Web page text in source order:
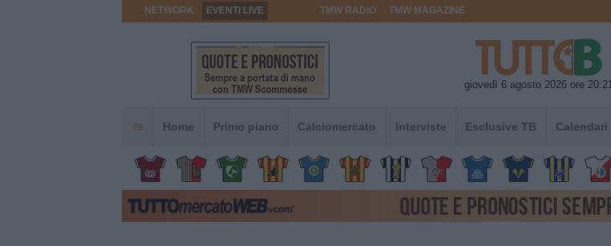
NETWORK EVENTI LIVE TMW RADIO TMW MAGAZINE
giovedì 6 agosto 2026 ore 20:21
Home Primo piano Calciomercato Interviste Esclusive TB Calendari